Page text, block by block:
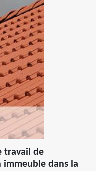
travail de
dans la